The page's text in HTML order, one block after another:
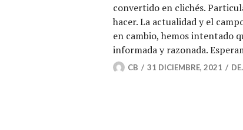
convertido en clichés.
hacer. La actualidad y el
en cambio, hemos intentado
informada y razonada.
CB 31 DICIEMBRE, 2021